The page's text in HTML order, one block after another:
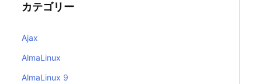
カテゴリー
Ajax
AlmaLinux
AlmaLinux 9